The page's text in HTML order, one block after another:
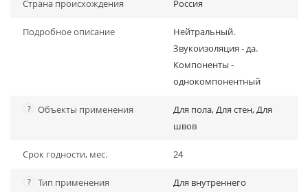
Страна происхождения Россия
Подробное описание
Нейтральный.
Звукоизоляция - да.
Компоненты -
однокомпонентный
? Объекты применения
Для пола, Для стен, Для
швов
Срок годности, мес. 24
? Тип применения
Для внутреннего